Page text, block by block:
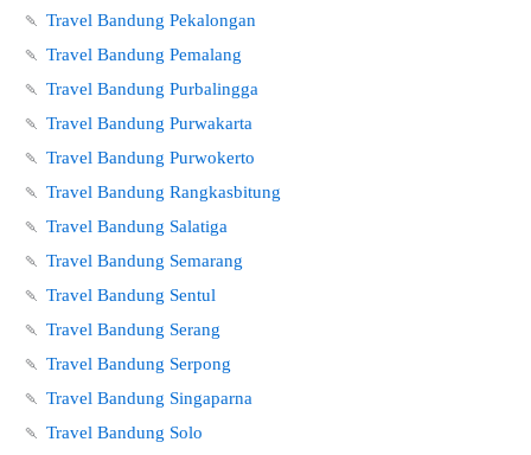
🍡 Travel Bandung Pekalongan
🍡 Travel Bandung Pemalang
🍡 Travel Bandung Purbalingga
🍡 Travel Bandung Purwakarta
🍡 Travel Bandung Purwokerto
🍡 Travel Bandung Rangkasbitung
🍡 Travel Bandung Salatiga
🍡 Travel Bandung Semarang
🍡 Travel Bandung Sentul
🍡 Travel Bandung Serang
🍡 Travel Bandung Serpong
🍡 Travel Bandung Singaparna
🍡 Travel Bandung Solo